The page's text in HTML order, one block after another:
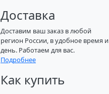
Доставка
Доставим ваш заказ в любой
регион России, в удобное время и
день. Работаем для вас.
Подробнее
Как купить